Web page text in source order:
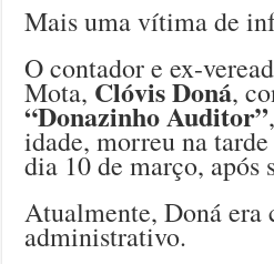
Mais uma vítima de
O contador e ex-
Mota, Clóvis Doná,
“Donazinho Auditor”
idade, morreu na
dia 10 de março,
Atualmente, Doná era
administrativo.